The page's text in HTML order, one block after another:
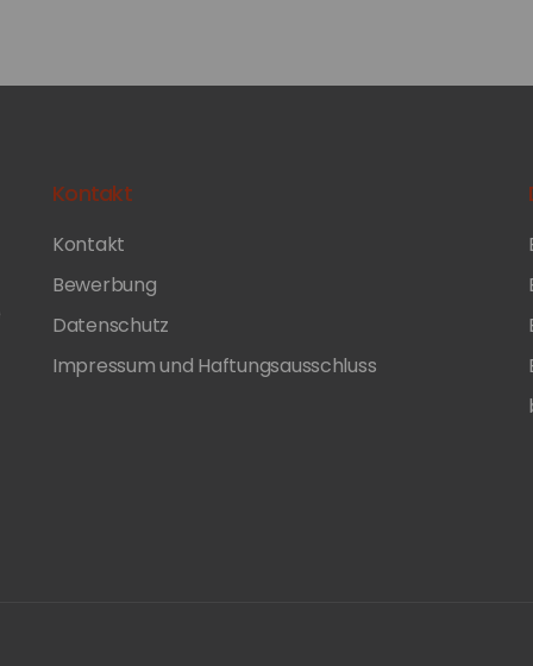
Kontakt
Kontakt
Bewerbung
Datenschutz
Impressum und Haftungsausschluss